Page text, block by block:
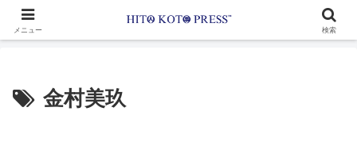
金村美玖
メニュー 検索